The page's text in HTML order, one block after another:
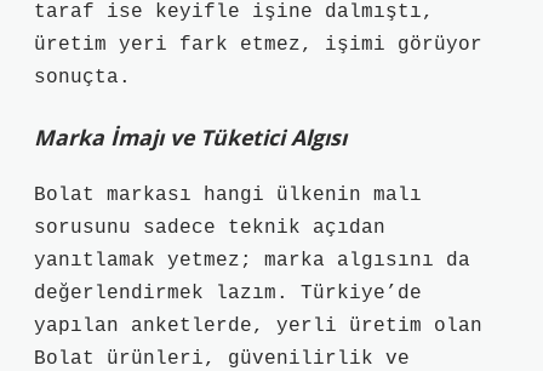
taraf ise keyifle işine dalmıştı,
üretim yeri fark etmez, işimi görüyor
sonuçta.
Marka İmajı ve Tüketici Algısı
Bolat markası hangi ülkenin malı
sorusunu sadece teknik açıdan
yanıtlamak yetmez; marka algısını da
değerlendirmek lazım. Türkiye’de
yapılan anketlerde, yerli üretim olan
Bolat ürünleri, güvenilirlik ve